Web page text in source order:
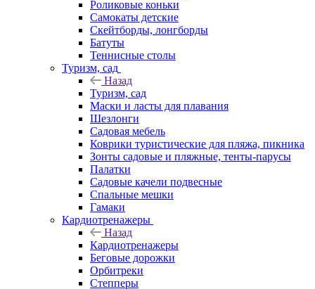
Роликовые коньки
Самокаты детские
Скейтборды, лонгборды
Батуты
Теннисные столы
Туризм, сад
Назад
Туризм, сад
Маски и ласты для плавания
Шезлонги
Садовая мебель
Коврики туристические для пляжа, пикника
Зонты садовые и пляжные, тенты-парусы
Палатки
Садовые качели подвесные
Спальные мешки
Гамаки
Кардиотренажеры
Назад
Кардиотренажеры
Беговые дорожки
Орбитреки
Степперы